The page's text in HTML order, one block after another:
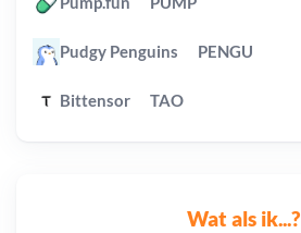
Wat als ik...?
Pudgy Penguins PENGU
Bittensor TAO